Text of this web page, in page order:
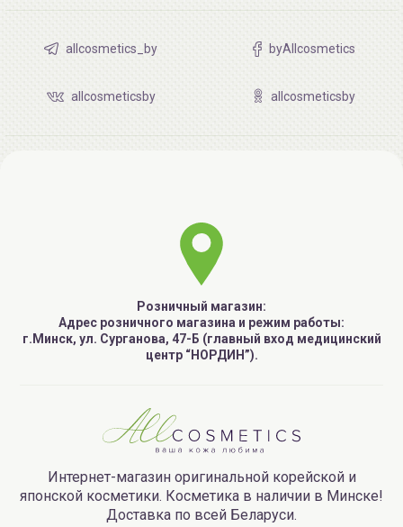
allcosmetics_by byAllcosmetics
allcosmeticsby allcosmeticsby
Розничный магазин:
Адрес розничного магазина и режим работы:
г.Минск, ул. Сурганова, 47-Б (главный вход медицинский
центр “НОРДИН”).
Интернет-магазин оригинальной корейской и
японской косметики. Косметика в наличии в Минске!
Доставка по всей Беларуси.